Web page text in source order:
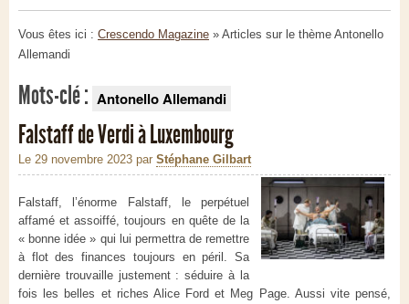
Vous êtes ici : Crescendo Magazine » Articles sur le thème Antonello
Allemandi
Mots-clé : Antonello Allemandi
Falstaff de Verdi à Luxembourg
Le 29 novembre 2023 par Stéphane Gilbart
Falstaff, l’énorme Falstaff, le perpétuel
affamé et assoiffé, toujours en quête de la
« bonne idée » qui lui permettra de remettre
à flot des finances toujours en péril. Sa
dernière trouvaille justement : séduire à la
fois les belles et riches Alice Ford et Meg Page. Aussi vite pensé,